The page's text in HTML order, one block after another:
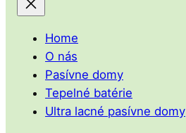
Home
O nás
Pasívne domy
Tepelné batérie
Ultra lacné pasívne domy